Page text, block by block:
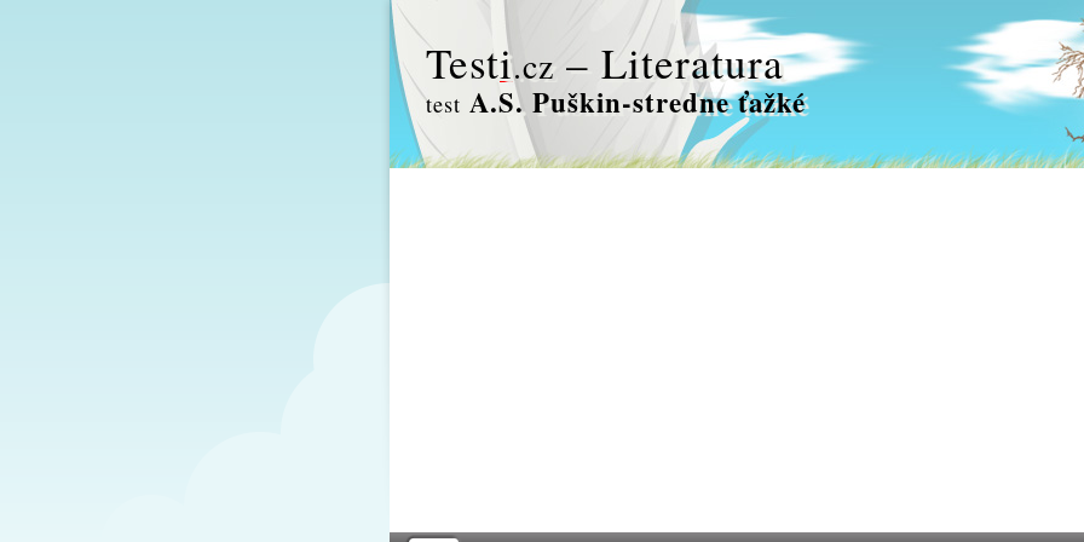
Testi.cz – Literatura
test A.S. Puškin-stredne ťažké